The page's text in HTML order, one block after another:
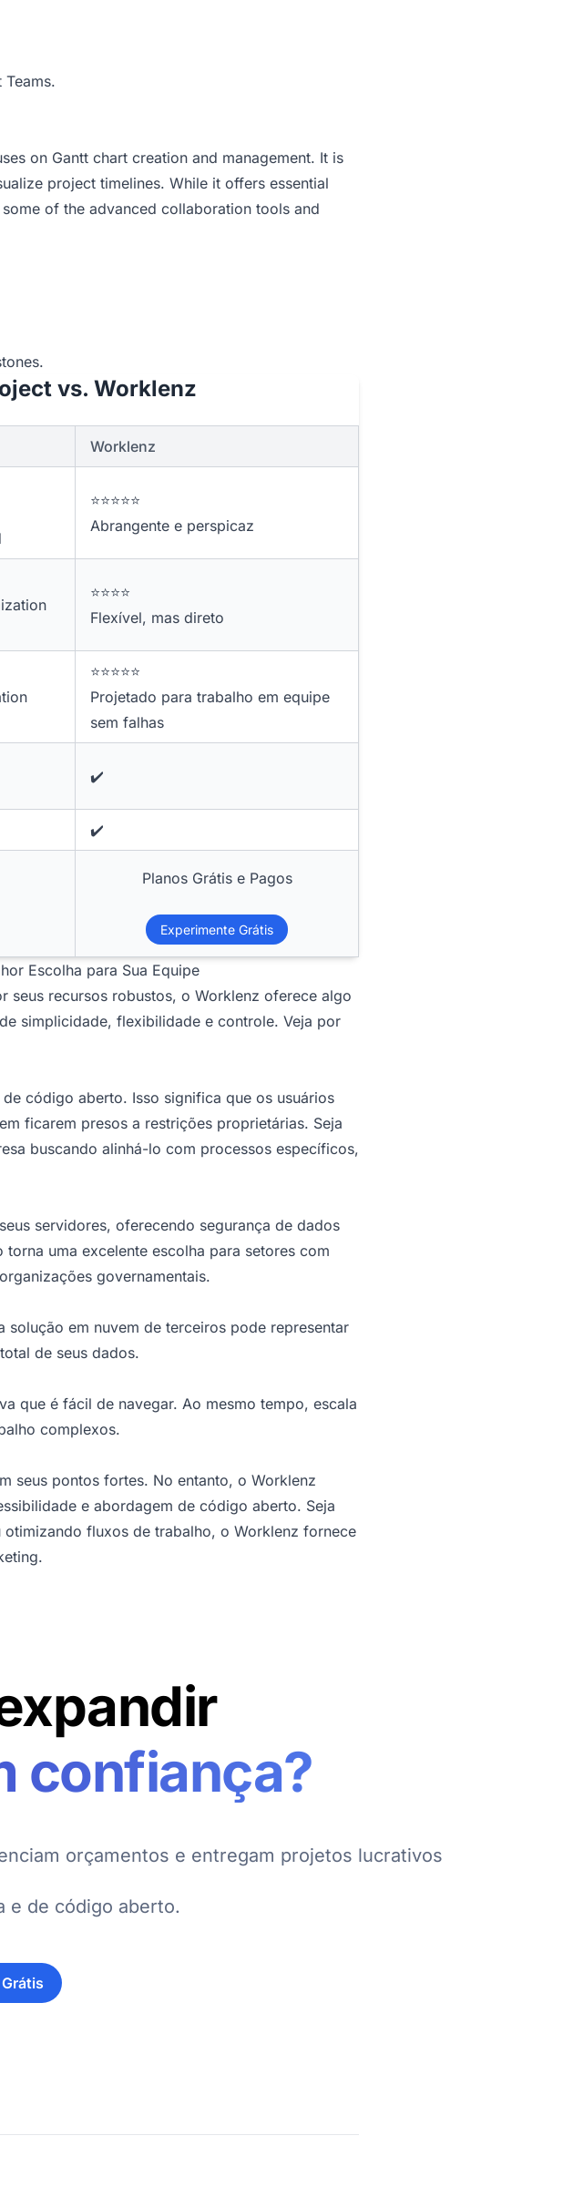
on Gantt chart creation and management. It is
project timelines. While it offers essential
of the advanced collaboration tools and
vs. Worklenz
Worklenz
⭐⭐⭐⭐⭐
Abrangente e perspicaz
⭐⭐⭐⭐
Flexível, mas direto
⭐⭐⭐⭐⭐
Projetado para trabalho em equipe
sem falhas
✔️
✔️
Planos Grátis e Pagos
Experimente Grátis
Escolha para Sua Equipe
seus recursos robustos, o Worklenz oferece algo
simplicidade, flexibilidade e controle. Veja por
código aberto. Isso significa que os usuários
ficarem presos a restrições proprietárias. Seja
buscando alinhá-lo com processos específicos,
servidores, oferecendo segurança de dados
uma excelente escolha para setores com
governamentais.
solução em nuvem de terceiros pode representar
de seus dados.
que é fácil de navegar. Ao mesmo tempo, escala
complexos.
seus pontos fortes. No entanto, o Worklenz
e abordagem de código aberto. Seja
fluxos de trabalho, o Worklenz fornece
confiança?
orçamentos e entregam projetos lucrativos
e de código aberto.